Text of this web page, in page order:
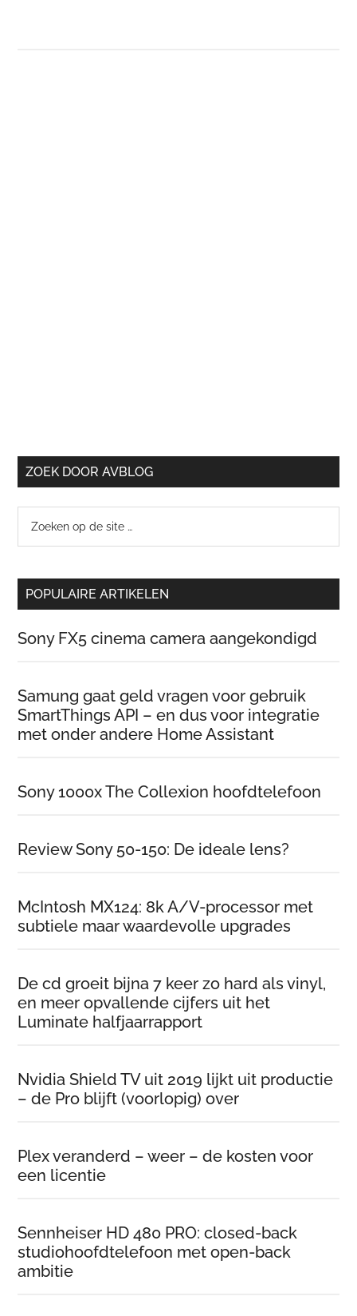
ZOEK DOOR AVBLOG
site
POPULAIRE ARTIKELEN
Sony FX5 cinema camera aangekondigd
Samung gaat geld vragen voor gebruik
SmartThings API – en dus voor integratie
met onder andere Home Assistant
Sony 1000x The Collexion hoofdtelefoon
Review Sony 50-150: De ideale lens?
McIntosh MX124: 8k A/V-processor met
subtiele maar waardevolle upgrades
De cd groeit bijna 7 keer zo hard als vinyl,
en meer opvallende cijfers uit het
Luminate halfjaarrapport
Nvidia Shield TV uit 2019 lijkt uit productie
– de Pro blijft (voorlopig) over
Plex veranderd – weer – de kosten voor
een licentie
Sennheiser HD 480 PRO: closed-back
studiohoofdtelefoon met open-back
ambitie